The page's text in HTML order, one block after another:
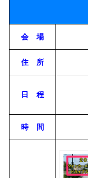
会 場
住 所
日 程
時 間